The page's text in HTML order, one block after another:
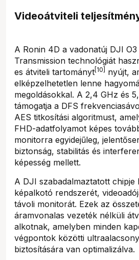
Videoátviteli
A Ronin 4D a vadonatúj DJI
Transmission technológiát
es átviteli tartományt[10] nyújt,
elképzelhetetlen lenne
megoldásokkal. A 2,4 GHz és
támogatja a DFS
AES titkosítási algoritmust,
FHD-adatfolyamot képes
monitorra egyidejűleg,
biztonság, stabilitás és
képesség mellett.
A DJI szabadalmaztatott chipje
képalkotó rendszerét,
távoli monitorát. Ezek az
áramvonalas vezeték nélküli
alkotnak, amelyben minden
végpontok közötti
biztosítására van optimalizálva.